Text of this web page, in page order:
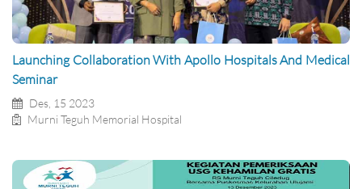
Launching Collaboration With Apollo Hospitals And Medical
Seminar
Des, 15 2023
Murni Teguh Memorial Hospital